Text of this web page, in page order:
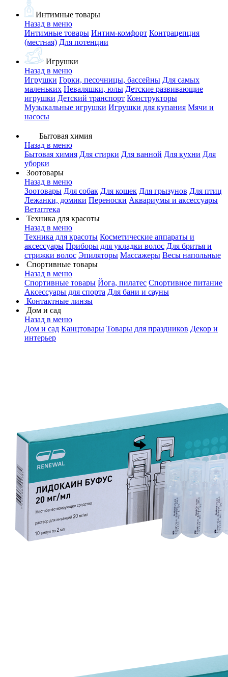
Интимные товары
Назад в меню
Интимные товары Интим-комфорт Контрацепция
(местная) Для потенции
Игрушки
Назад в меню
Игрушки Горки, песочницы, бассейны Для самых
маленьких Неваляшки, юлы Детские развивающие
игрушки Детский транспорт Конструкторы
Музыкальные игрушки Игрушки для купания Мячи и
насосы
Бытовая химия
Назад в меню
Бытовая химия Для стирки Для ванной Для кухни Для
уборки
Зоотовары
Назад в меню
Зоотовары Для собак Для кошек Для грызунов Для птиц
Лежанки, домики Переноски Аквариумы и аксессуары
Ветаптека
Техника для красоты
Назад в меню
Техника для красоты Косметические аппараты и
аксессуары Приборы для укладки волос Для бритья и
стрижки волос Эпиляторы Массажеры Весы напольные
Спортивные товары
Назад в меню
Спортивные товары Йога, пилатес Спортивное питание
Аксессуары для спорта Для бани и сауны
Контактные линзы
Дом и сад
Назад в меню
Дом и сад Канцтовары Товары для праздников Декор и
интерьер